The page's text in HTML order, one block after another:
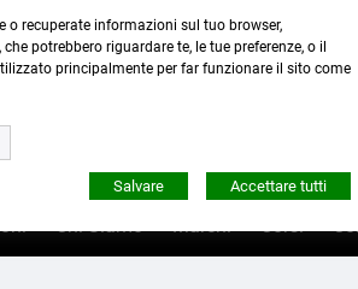
8167305 -info@ardecora.it
Chi Siamo Marchi Corsi
o recuperate informazioni sul tuo browser,
potrebbero riguardare te, le tue preferenze, o il
principalmente per far funzionare il sito come
Accettare tutti
Salvare